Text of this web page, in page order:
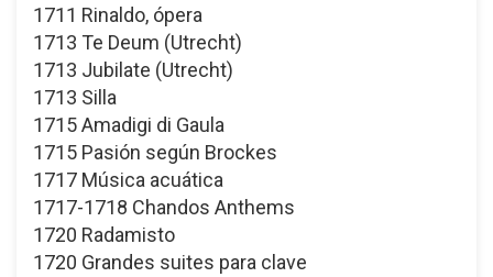
1711 Rinaldo, ópera
1713 Te Deum (Utrecht)
1713 Jubilate (Utrecht)
1713 Silla
1715 Amadigi di Gaula
1715 Pasión según Brockes
1717 Música acuática
1717-1718 Chandos Anthems
1720 Radamisto
1720 Grandes suites para clave